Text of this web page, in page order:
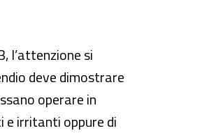
l’attenzione si
deve dimostrare
operare in
e irritanti oppure di